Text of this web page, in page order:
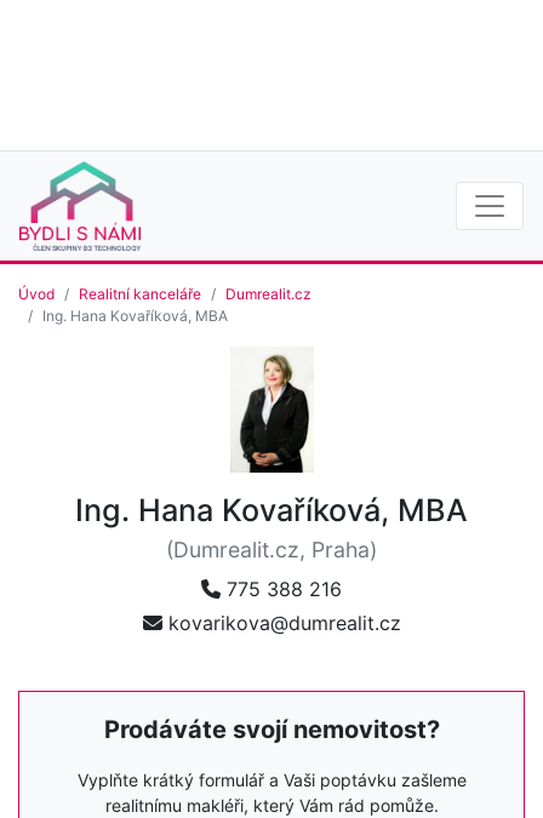
Úvod Realitní kanceláře
Dumrealit.cz
Ing. Hana Kovaříková, MBA
Ing. Hana Kovaříková, MBA
(Dumrealit.cz, Praha)
775 388 216
kovarikova@dumrealit.cz
Prodáváte svojí nemovitost?
Vyplňte krátký formulář a Vaši poptávku zašleme
realitnímu makléři, který Vám rád pomůže.